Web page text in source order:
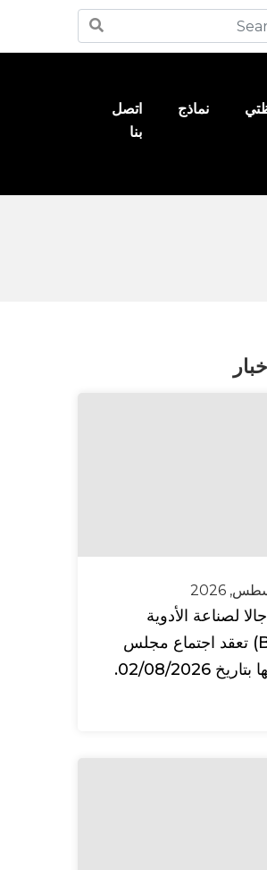
نماذج
اتصل
بنا
لصناعة الأدوية
(BJP) تعقد اجتماع مجلس
02/08/2026.